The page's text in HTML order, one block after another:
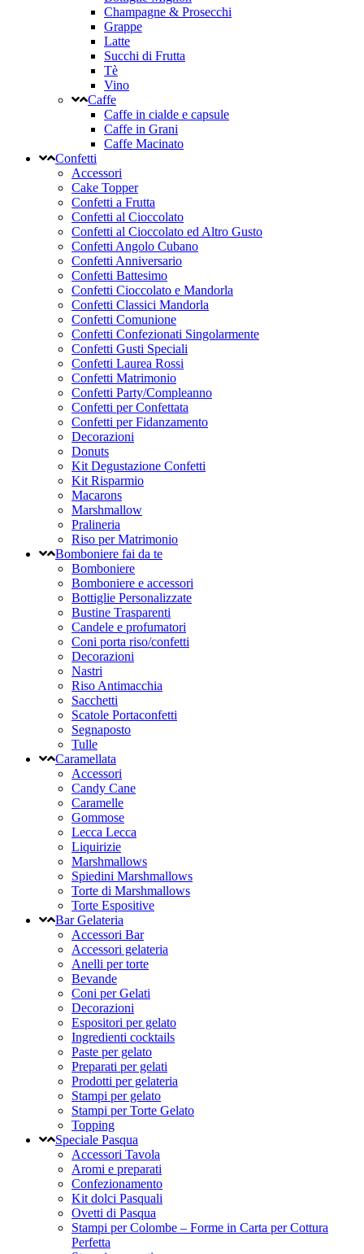
Champagne & Prosecchi
Grappe
Latte
Succhi di Frutta
Tè
Vino
Caffe
Caffe in cialde e capsule
Caffe in Grani
Caffe Macinato
Confetti
Accessori
Cake Topper
Confetti a Frutta
Confetti al Cioccolato
Confetti al Cioccolato ed Altro Gusto
Confetti Angolo Cubano
Confetti Anniversario
Confetti Battesimo
Confetti Cioccolato e Mandorla
Confetti Classici Mandorla
Confetti Comunione
Confetti Confezionati Singolarmente
Confetti Gusti Speciali
Confetti Laurea Rossi
Confetti Matrimonio
Confetti Party/Compleanno
Confetti per Confettata
Confetti per Fidanzamento
Decorazioni
Donuts
Kit Degustazione Confetti
Kit Risparmio
Macarons
Marshmallow
Pralineria
Riso per Matrimonio
Bomboniere fai da te
Bomboniere
Bomboniere e accessori
Bottiglie Personalizzate
Bustine Trasparenti
Candele e profumatori
Coni porta riso/confetti
Decorazioni
Nastri
Riso Antimacchia
Sacchetti
Scatole Portaconfetti
Segnaposto
Tulle
Caramellata
Accessori
Candy Cane
Caramelle
Gommose
Lecca Lecca
Liquirizie
Marshmallows
Spiedini Marshmallows
Torte di Marshmallows
Torte Espositive
Bar Gelateria
Accessori Bar
Accessori gelateria
Anelli per torte
Bevande
Coni per Gelati
Decorazioni
Espositori per gelato
Ingredienti cocktails
Paste per gelato
Preparati per gelati
Prodotti per gelateria
Stampi per gelato
Stampi per Torte Gelato
Topping
Speciale Pasqua
Accessori Tavola
Aromi e preparati
Confezionamento
Kit dolci Pasquali
Ovetti di Pasqua
Stampi per Colombe – Forme in Carta per Cottura
Perfetta